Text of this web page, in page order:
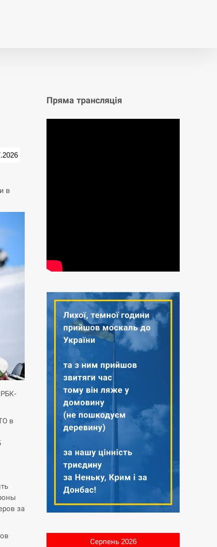
в
в
за
Пряма трансляція
Серпень 2026